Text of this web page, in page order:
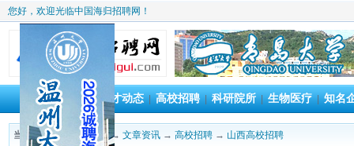
您好，欢迎光临中国海归招聘网！
首 页| 人才动态|高校招聘|科研院所|生物医疗|知名
当前位置： 海归招聘网→ 文章资讯 → 高校招聘 → 山西高校招聘